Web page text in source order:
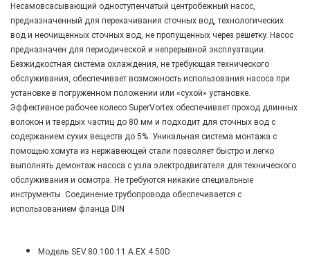
Несамовсасывающий одноступенчатый центробежный насос,
предназначенный для перекачивания сточных вод, технологических
вод и неочищенных сточных вод, не пропущенных через решетку. Насос
предназначен для периодической и непрерывной эксплуатации.
Безжидкостная система охлаждения, не требующая технического
обслуживания, обеспечивает возможность использования насоса при
установке в погруженном положении или «сухой» установке.
Эффективное рабочее колесо SuperVortex обеспечивает проход длинных
волокон и твердых частиц до 80 мм и подходит для сточных вод с
содержанием сухих веществ до 5%. Уникальная система монтажа с
помощью хомута из нержавеющей стали позволяет быстро и легко
выполнять демонтаж насоса с узла электродвигателя для технического
обслуживания и осмотра. Не требуются никакие специальные
инструменты. Соединение трубопровода обеспечивается с
использованием фланца DIN
Модель SEV.80.100.11.A.EX.4.50D